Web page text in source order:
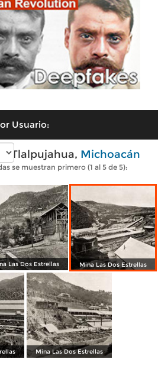
Usuario:
Tlalpujahua, Michoacán
se muestran primero (1 al 5 de 5):
Las Dos Estrellas Mina Las Dos Estrellas
Mina Las Dos Estrellas